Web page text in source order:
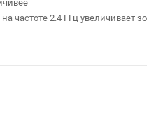
частоте 2.4 ГГц увеличивает